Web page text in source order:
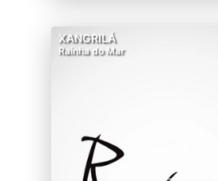
XANGRILÁ
Rainha do Mar